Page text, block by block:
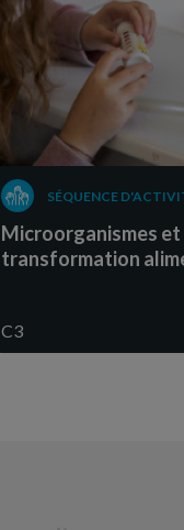
SÉQUENCE
Microorganismes et
transformation
C3